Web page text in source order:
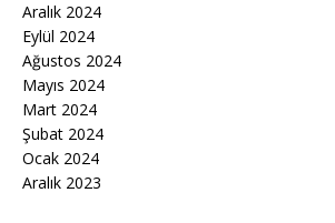
Aralık 2024
Eylül 2024
Ağustos 2024
Mayıs 2024
Mart 2024
Şubat 2024
Ocak 2024
Aralık 2023